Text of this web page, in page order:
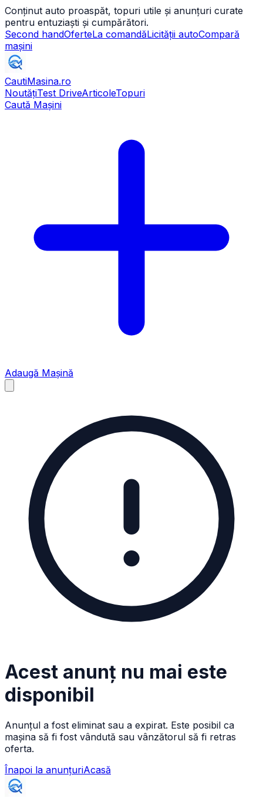
Conținut auto proaspăt, topuri utile și anunțuri curate
pentru entuziaști și cumpărători.
Second handOferteLa comandăLicității autoCompară
mașini
CautiMasina.ro
NoutățiTest DriveArticoleTopuri
Caută Mașini
Adaugă Mașină
Acest anunț nu mai este
disponibil
Anunțul a fost eliminat sau a expirat. Este posibil ca
mașina să fi fost vândută sau vânzătorul să fi retras
oferta.
Înapoi la anunțuriAcasă